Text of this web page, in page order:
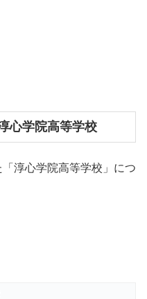
心学院高等学校
淳心学院高等学校」につ